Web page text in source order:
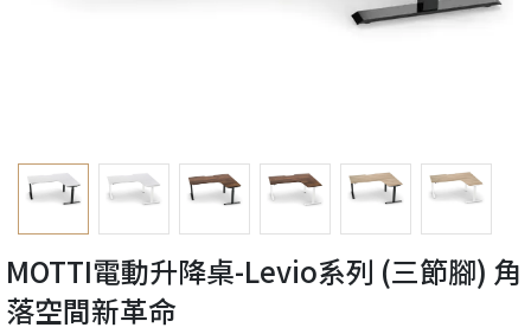
MOTTI電動升降桌-Levio系列 (三節腳) 角
落空間新革命